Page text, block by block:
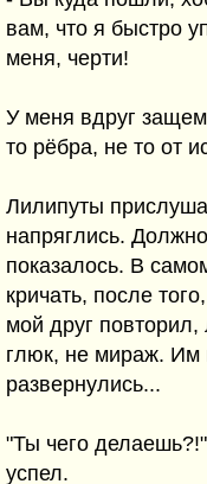
вам, что я быстро
меня, черти!
У меня вдруг
то рёбра, не то от
Лилипуты
напряглись.
показалось. В
кричать, после
мой друг
глюк, не мираж. Им
развернулись...
"Ты чего
успел.